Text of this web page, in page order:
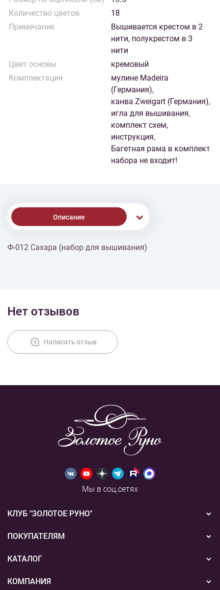
Количество цветов
18
Примечание
Вышивается крестом в 2
нити, полукрестом в 3
нити
Цвет основы
кремовый
Комплектация
мулине Madeira
(Германия),
канва Zweigart (Германия),
игла для вышивания,
комплект схем,
инструкция,
Багетная рама в комплект
набора не входит!
Описание
Доставка
Ф-012 Сахара (набор для вышивания)
Нет отзывов
Написать отзыв
Мы в соц.сетях
КЛУБ "ЗОЛОТОЕ РУНО"
Новости
Акции
ПОКУПАТЕЛЯМ
Бонусная система
Подарочные сертификаты
КАТАЛОГ
Вышивка
КОМПАНИЯ